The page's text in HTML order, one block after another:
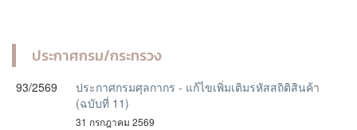
ประกาศกรม/กระทรวง
93/2569
ประกาศกรมศุลกากร - แก้ไขเพิ่มเติมรหัสสถิติสินค้า
(ฉบับที่ 11)
31 กรกฎาคม 2569